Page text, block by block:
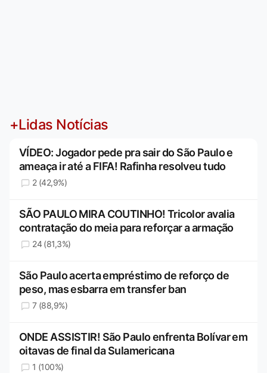
+Lidas Notícias
VÍDEO: Jogador pede pra sair do São Paulo e
ameaça ir até a FIFA! Rafinha resolveu tudo
2 (42,9%)
SÃO PAULO MIRA COUTINHO! Tricolor avalia
contratação do meia para reforçar a armação
24 (81,3%)
São Paulo acerta empréstimo de reforço de
peso, mas esbarra em transfer ban
7 (88,9%)
ONDE ASSISTIR! São Paulo enfrenta Bolívar em
oitavas de final da Sulamericana
1 (100%)